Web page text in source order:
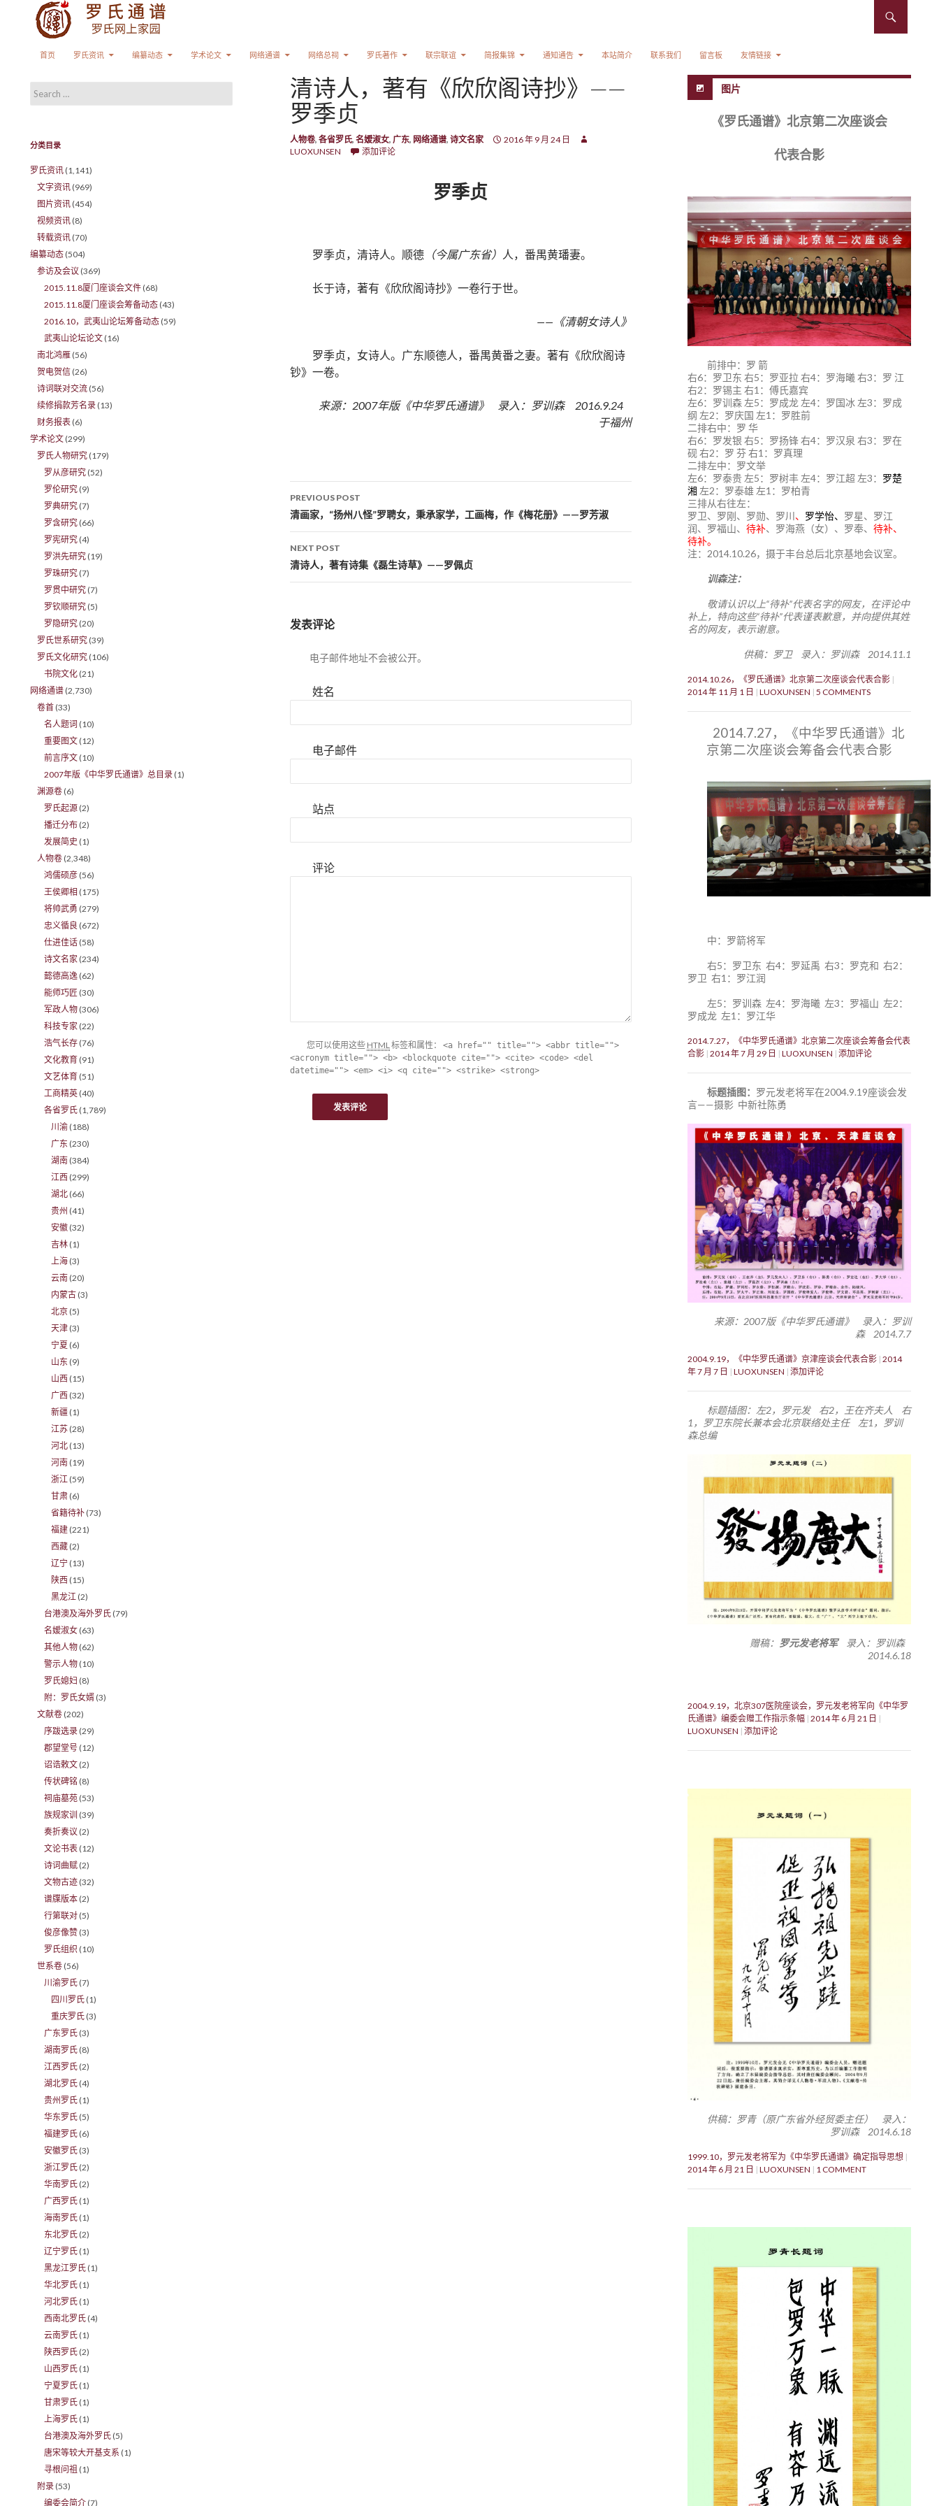
首页
罗氏资讯 编纂动态 学术论文 网络通谱 网络总祠 罗氏著作 联宗联谊 简报集锦 通知通告 本站简介 联系我们 留言板 友情链接
清诗人，著有《欣欣阁诗抄》——
罗季贞
人物卷, 各省罗氏, 名嫒淑女, 广东, 网络通谱, 诗文名家
2016 年 9 月 24 日
LUOXUNSEN
添加评论
罗季贞
罗季贞，清诗人。顺德 （今属广东省） 人，番禺黄璠妻。
长于诗，著有《欣欣阁诗抄》一卷行于世。
——《清朝女诗人》
罗季贞，女诗人。广东顺德人，番禺黄番之妻。著有《欣欣阁诗
钞》一卷。
来源：2007年版《中华罗氏通谱》 录入：罗训森 2016.9.24
于福州
Post navigation
PREVIOUS POST
清画家，“扬州八怪”罗聘女，秉承家学，工画梅，作《梅花册》——罗芳淑
NEXT POST
清诗人，著有诗集《磊生诗草》——罗佩贞
发表评论
电子邮件地址不会被公开。
姓名
电子邮件
站点
评论
您可以使用这些 HTML标签和属性： <a href="" title=""> <abbr title="">
<acronym title=""> <b> <blockquote cite=""> <cite> <code> <del
datetime=""> <em> <i> <q cite=""> <strike> <strong>
图片
《罗氏通谱》北京第二次座谈会
代表合影
前排中：罗 箭
右6：罗卫东 右5：罗亚拉 右4：罗海曦 右3：罗 江
右2：罗锡主 右1：傅氏嘉宾
左6：罗训森 左5：罗成龙 左4：罗国冰 左3：罗成
纲 左2：罗庆国 左1：罗胜前
二排右中：罗 华
右6：罗发银 右5：罗扬锋 右4：罗汉泉 右3：罗在
砚 右2：罗 芬 右1：罗真理
二排左中：罗文举
左6：罗泰贵 左5：罗树丰 左4：罗江超 左3： 罗楚
湘 左2：罗泰雄 左1：罗柏青
三排从右往左：
罗卫、罗刚、罗勋、罗川、 罗学怡、 罗星、罗江
润、罗福山、 待补、罗海燕（女）、罗奉、 待补、
待补。
注：2014.10.26，摄于丰台总后北京基地会议室。
训森注：
敬请认识以上“待补”代表名字的网友，在评论中
补上，特向这些“待补”代表谨表歉意，并向提供其姓
名的网友，表示谢意。
供稿：罗卫 录入：罗训森 2014.11.1
2014.10.26，《罗氏通谱》北京第二次座谈会代表合影
2014 年 11 月 1 日
LUOXUNSEN 5 COMMENTS
2014.7.27，《中华罗氏通谱》北
京第二次座谈会筹备会代表合影
中：罗箭将军
右5：罗卫东 右4：罗延禹 右3：罗克和 右2：
罗卫 右1：罗江润
左5：罗训森 左4：罗海曦 左3：罗福山 左2：
罗成龙 左1：罗江华
2014.7.27，《中华罗氏通谱》北京第二次座谈会筹备会代表
合影 2014 年 7 月 29 日 LUOXUNSEN 添加评论
标题插图： 罗元发老将军在2004.9.19座谈会发
言——摄影 中新社陈勇
来源：2007版《中华罗氏通谱》 录入：罗训
森 2014.7.7
2004.9.19，《中华罗氏通谱》京津座谈会代表合影 2014
年 7 月 7 日
LUOXUNSEN 添加评论
标题插图：左2，罗元发 右2，王在齐夫人 右
1，罗卫东院长兼本会北京联络处主任 左1，罗训
森总编
赠稿： 罗元发老将军录入：罗训森
2014.6.18
2004.9.19，北京307医院座谈会，罗元发老将军向《中华罗
氏通谱》编委会赠工作指示条幅 2014 年 6 月 21 日
LUOXUNSEN 添加评论
供稿：罗青（原广东省外经贸委主任） 录入：
罗训森 2014.6.18
1999.10，罗元发老将军为《中华罗氏通谱》确定指导思想
2014 年 6 月 21 日
LUOXUNSEN 1 COMMENT
Search for:
分类目录
罗氏资讯 (1,141)
文字资讯 (969)
图片资讯 (454)
视频资讯 (8)
转载资讯 (70)
编纂动态 (504)
参访及会议 (369)
2015.11.8厦门座谈会文件 (68)
2015.11.8厦门座谈会筹备动态 (43)
2016.10，武夷山论坛筹备动态 (59)
武夷山论坛论文 (16)
南北鸿雁 (56)
贺电贺信 (26)
诗词联对交流 (56)
续修捐款芳名录 (13)
财务报表 (6)
学术论文 (299)
罗氏人物研究 (179)
罗从彦研究 (52)
罗伦研究 (9)
罗典研究 (7)
罗含研究 (66)
罗宪研究 (4)
罗洪先研究 (19)
罗珠研究 (7)
罗贯中研究 (7)
罗钦顺研究 (5)
罗隐研究 (20)
罗氏世系研究 (39)
罗氏文化研究 (106)
书院文化 (21)
网络通谱 (2,730)
卷首 (33)
名人题词 (10)
重要图文 (12)
前言序文 (10)
2007年版《中华罗氏通谱》总目录 (1)
渊源卷 (6)
罗氏起源 (2)
播迁分布 (2)
发展简史 (1)
人物卷 (2,348)
鸿儒硕彦 (56)
王侯卿相 (175)
将帅武勇 (279)
忠义循良 (672)
仕进佳话 (58)
诗文名家 (234)
懿德高逸 (62)
能师巧匠 (30)
军政人物 (306)
科技专家 (22)
浩气长存 (76)
文化教育 (91)
文艺体育 (51)
工商精英 (40)
各省罗氏 (1,789)
川渝 (188)
广东 (230)
湖南 (384)
江西 (299)
湖北 (66)
贵州 (41)
安徽 (32)
吉林 (1)
上海 (3)
云南 (20)
内蒙古 (3)
北京 (5)
天津 (3)
宁夏 (6)
山东 (9)
山西 (15)
广西 (32)
新疆 (1)
江苏 (28)
河北 (13)
河南 (19)
浙江 (59)
甘肃 (6)
省籍待补 (73)
福建 (221)
西藏 (2)
辽宁 (13)
陕西 (15)
黑龙江 (2)
台港澳及海外罗氏 (79)
名嫒淑女 (63)
其他人物 (62)
警示人物 (10)
罗氏媳妇 (8)
附：罗氏女婿 (3)
文献卷 (202)
序跋选录 (29)
郡望堂号 (12)
诏诰敕文 (2)
传状碑铭 (8)
祠庙墓苑 (53)
族规家训 (39)
奏折奏议 (2)
文论书表 (12)
诗词曲赋 (2)
文物古迹 (32)
谱牒版本 (2)
行第联对 (5)
俊彦像赞 (3)
罗氏组织 (10)
世系卷 (56)
川渝罗氏 (7)
四川罗氏 (1)
重庆罗氏 (3)
广东罗氏 (3)
湖南罗氏 (8)
江西罗氏 (2)
湖北罗氏 (4)
贵州罗氏 (1)
华东罗氏 (5)
福建罗氏 (6)
安徽罗氏 (3)
浙江罗氏 (2)
华南罗氏 (2)
广西罗氏 (1)
海南罗氏 (1)
东北罗氏 (2)
辽宁罗氏 (1)
黑龙江罗氏 (1)
华北罗氏 (1)
河北罗氏 (1)
西南北罗氏 (4)
云南罗氏 (1)
陕西罗氏 (2)
山西罗氏 (1)
宁夏罗氏 (1)
甘肃罗氏 (1)
上海罗氏 (1)
台港澳及海外罗氏 (5)
唐宋等较大开基支系 (1)
寻根问祖 (1)
附录 (53)
编委会简介 (7)